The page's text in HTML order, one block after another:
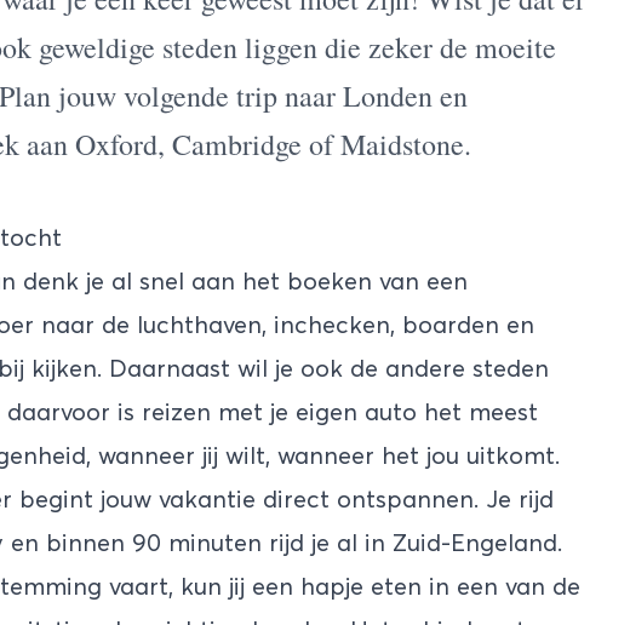
geweldige steden liggen die zeker de moeite
jouw volgende trip naar Londen en
aan Oxford, Cambridge of Maidstone.
denk je al snel aan het boeken van een
naar de luchthaven, inchecken, boarden en
kijken. Daarnaast wil je ook de andere steden
is reizen met je eigen auto het meest
wanneer jij wilt, wanneer het jou uitkomt.
begint jouw vakantie direct ontspannen. Je rijd
binnen 90 minuten rijd je al in Zuid-Engeland.
vaart, kun jij een hapje eten in een van de